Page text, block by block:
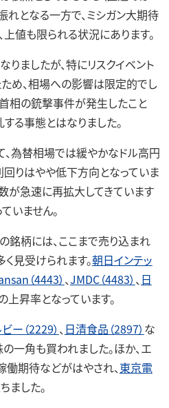
れとなる一方で、ミシガン大期待
上値も限られる状況にあります。
ましたが、特にリスクイベント
め、相場への影響は限定的でし
相の銃撃事件が発生したこと
る事態とはなりました。
為替相場では緩やかなドル高円
りはやや低下方向となっていま
が急速に再拡大してきています
いません。
柄には、ここまで売り込まれ
見受けられます。朝日インテッ
（4443） 、JMDC（4483） 、 日
昇率となっています。
ー（2229） 、 日清食品（2897） な
一角も買われました。ほか、エ
期待などがはやされ、東京電
ました。